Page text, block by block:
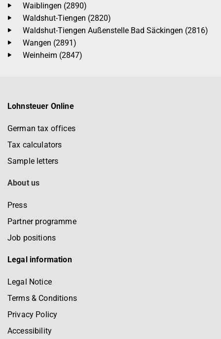
Waiblingen (2890)
Waldshut-Tiengen (2820)
Waldshut-Tiengen Außenstelle Bad Säckingen (2816)
Wangen (2891)
Weinheim (2847)
Lohnsteuer Online
German tax offices
Tax calculators
Sample letters
About us
Press
Partner programme
Job positions
Legal information
Legal Notice
Terms & Conditions
Privacy Policy
Accessibility